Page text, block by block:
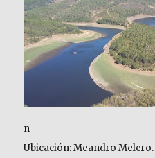
n
Ubicación: Meandro